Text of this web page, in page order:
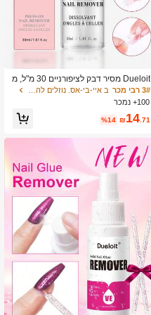
Dueloit מסיר דבק לציפורניים 30 מ"ל, מ
סיר דבק לציפורניים להסרה קלה של ציפו
רניים נצמדות, ג'ל דבק מוצק לטיפים של
ג'ל או ללק ג'ל, צבע אקראי, עבורה
3# רבי מכר
100+ נמכר
₪14.71
%14